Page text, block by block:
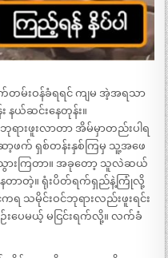
တမ်းဝန်ခံရရင် ကျမ အဲ့အရသာ
နယ်ဆင်းနေတုန်း။
ရားဖူးလာတာ အိမ်မှာတည်းပါရ
ဖက် ရှစ်တန်းနှစ်ကြမှ သူ့အဖေ
ားကြတာ။ အခုတော့ သူလဲဆယ်
ေတာတဲ့။ ရုံးပိတ်ရက်ရှည်နဲ့ကြုံလို့
သမိုင်းဝင်ဘုရားလည်းဖူးရင်း
းပေမယ့် မငြင်းရက်လို့။ လက်ခံ